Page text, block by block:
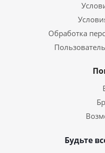
Обработка
Будьте